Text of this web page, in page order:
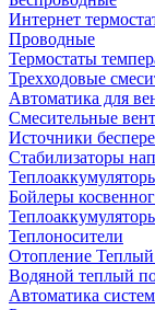
Интернет
Проводные
Термостаты
Трехходовые
Автоматика для
Смесительные
Источники
Стабилизаторы
Бойлеры
Теплоносители
Отопление
Водяной теплый
Автоматика